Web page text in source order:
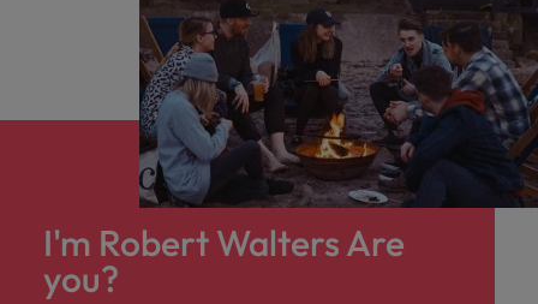
I'm Robert Walters Are
you?